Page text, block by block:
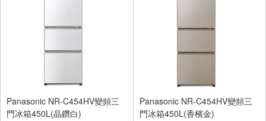
Panasonic NR-C454HV變頻三
門冰箱450L(晶鑽白)
Panasonic NR-C454HV變頻三
門冰箱450L(香檳金)